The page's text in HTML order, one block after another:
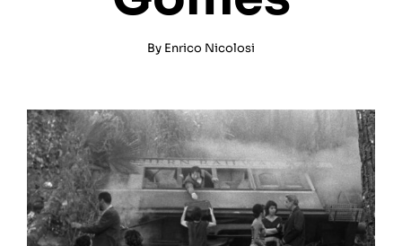
By Enrico Nicolosi